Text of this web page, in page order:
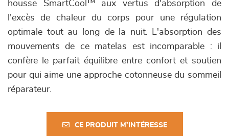
housse SmartCool™ aux vertus d'absorption de
l'excès de chaleur du corps pour une régulation
optimale tout au long de la nuit. L'absorption des
mouvements de ce matelas est incomparable : il
confère le parfait équilibre entre confort et soutien
pour qui aime une approche cotonneuse du sommeil
réparateur.
CE PRODUIT M'INTÉRESSE